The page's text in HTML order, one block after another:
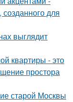
для
выглядит
квартиры - это
простора
старой Москвы